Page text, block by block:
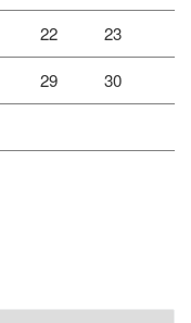
22 23
29 30